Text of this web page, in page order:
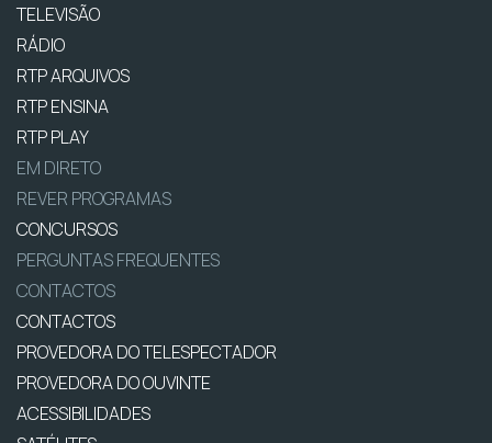
TELEVISÃO
RÁDIO
RTP ARQUIVOS
RTP ENSINA
RTP PLAY
EM DIRETO
REVER PROGRAMAS
CONCURSOS
PERGUNTAS FREQUENTES
CONTACTOS
CONTACTOS
PROVEDORA DO TELESPECTADOR
PROVEDORA DO OUVINTE
ACESSIBILIDADES